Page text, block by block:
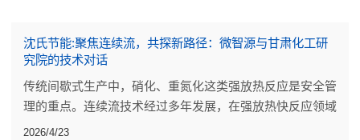
沈氏节能:聚焦连续流，共探新路径：微智源与甘肃化工研
究院的技术对话
传统间歇式生产中，硝化、重氮化这类强放热反应是安全管
理的重点。连续流技术经过多年发展，在强放热快反应领域
已有一些工业规模应用。
2026/4/23